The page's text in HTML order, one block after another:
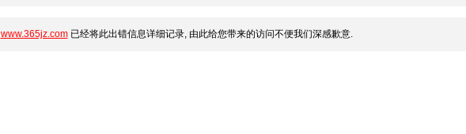
www.365jz.com已经将此出错信息详细记录, 由此给您带来的访问不便我们深感歉意.